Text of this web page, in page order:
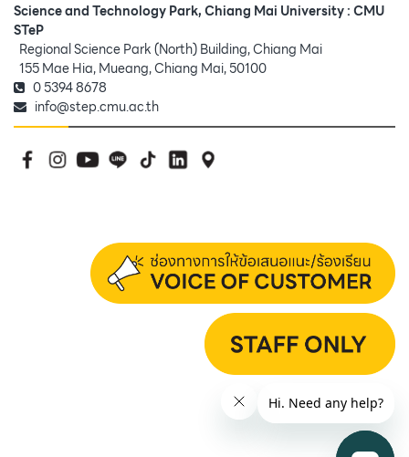
Science and Technology Park, Chiang Mai University : CMU
STeP
Regional Science Park (North) Building, Chiang Mai
155 Mae Hia, Mueang, Chiang Mai, 50100
0 5394 8678
info@step.cmu.ac.th